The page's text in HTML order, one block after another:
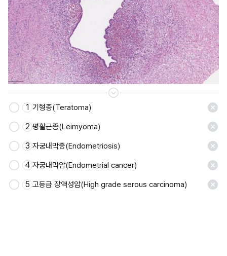
1 기형종(Teratoma)
2 평활근종(Leimyoma)
3 자궁내막증(Endometriosis)
4 자궁내막암(Endometrial cancer)
5 고등급 장액성암(High grade serous carcinoma)